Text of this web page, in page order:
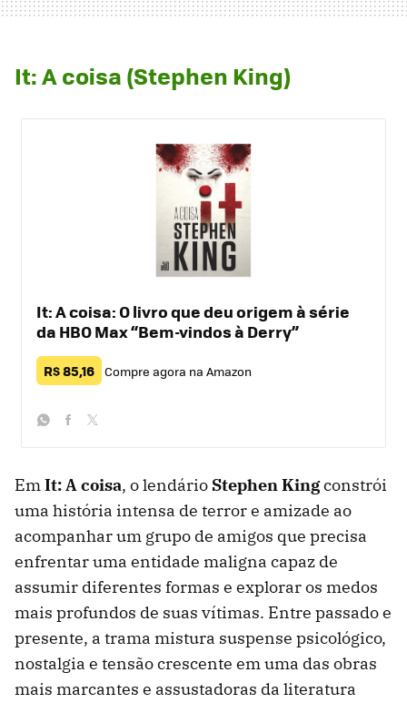
It: A coisa (Stephen King)
It: A coisa: O livro que deu origem à série
da HBO Max “Bem-vindos à Derry”
R$ 85,16 Compre agora na Amazon
EmIt: A coisa, o lendário Stephen Kingconstrói
uma história intensa de terror e amizade ao
acompanhar um grupo de amigos que precisa
enfrentar uma entidade maligna capaz de
assumir diferentes formas e explorar os medos
mais profundos de suas vítimas. Entre passado e
presente, a trama mistura suspense psicológico,
nostalgia e tensão crescente em uma das obras
mais marcantes e assustadoras da literatura